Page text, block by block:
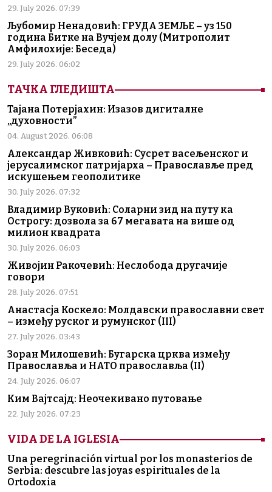
29. July 2026. 07:39
Љубомир Ненадовић: ГРУДА ЗЕМЉЕ – уз 150
година Битке на Вучјем долу (Митрополит
Амфилохије: Беседа)
29. July 2026. 06:02
ТАЧКА ГЛЕДИШТА
Тајана Потерјахин: Изазов дигиталне
„духовности”
04. August 2026. 06:08
Александар Живковић: Сусрет васељенског и
јерусалимског патријарха – Православље пред
искушењем геополитике
30. July 2026. 07:32
Владимир Вуковић: Соларни зид на путу ка
Острогу: дозвола за 67 мегавата на више од
милион квадрата
30. July 2026. 06:03
Живојин Ракочевић: Неслобода другачије
говори
28. July 2026. 07:51
Анастасја Коскело: Молдавски православни свет
– између руског и румунског (III)
27. July 2026. 03:43
Зоран Милошевић: Бугарска црква између
Православља и НАТО православља (II)
24. July 2026. 06:07
Ким Вајтсајд: Неочекивано путовање
22. July 2026. 07:23
VIDA DE LA IGLESIA
Una peregrinación virtual por los monasterios de
Serbia: descubre las joyas espirituales de la
Ortodoxia